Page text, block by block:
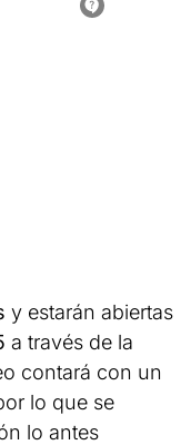
y estarán abiertas
a través de la
contará con un
lo que se
lo antes